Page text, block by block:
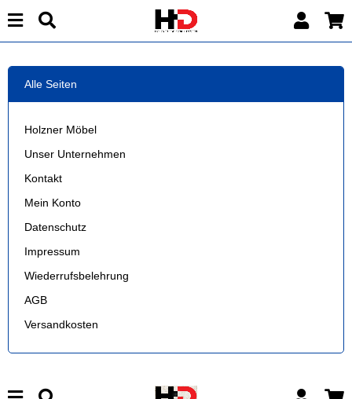
Alle Seiten
Holzner Möbel
Unser Unternehmen
Kontakt
Mein Konto
Datenschutz
Impressum
Wiederrufsbelehrung
AGB
Versandkosten